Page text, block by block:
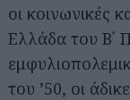
οι κοινωνικές
Ελλάδα του Β΄
του ’50, οι